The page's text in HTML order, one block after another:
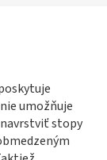
umožňuje
stopy